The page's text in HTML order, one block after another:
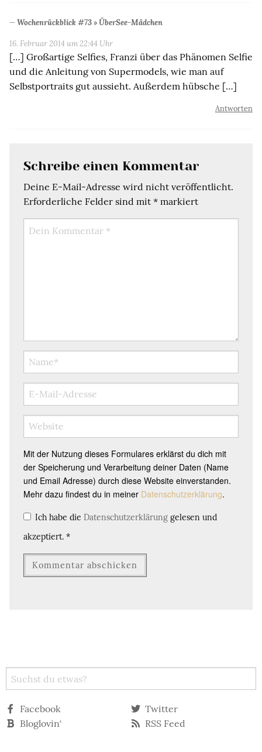
Wochenrückblick #73 » ÜberSee-Mädchen
16. Februar 2014 um 22:44 Uhr
[…] Großartige Selfies, Franzi über das Phänomen Selfie
und die Anleitung von Supermodels, wie man auf
Selbstportraits gut aussieht. Außerdem hübsche […]
Antworten
Schreibe einen Kommentar
Deine E-Mail-Adresse wird nicht veröffentlicht.
Erforderliche Felder sind mit * markiert
Mit der Nutzung dieses Formulares erklärst du dich mit
der Speicherung und Verarbeitung deiner Daten (Name
und Email Adresse) durch diese Website einverstanden.
Mehr dazu findest du in meiner Datenschutzerklärung.
Ich habe die Datenschutzerklärung gelesen und
akzeptiert. *
Facebook
Twitter
Bloglovin‘
RSS Feed